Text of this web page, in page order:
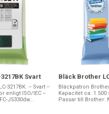
Svart
3217BK. -- Svart --
enligt ISO/IEC --
J5330dw...
Bläck Brother
Bläckpatron Brother
Kapacitet ca: 1 500
Passar till Brother: